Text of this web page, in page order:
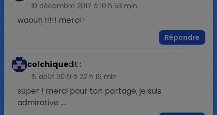
10 décembre 2017 à 10 h 53 min
waouh !!!!! merci !
Répondre
colchiquedit :
15 août 2019 à 22 h 16 min
super ! merci pour ton partage, je suis
admirative ….